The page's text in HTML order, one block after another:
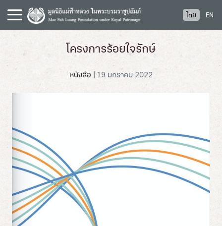
i
ไทย EN
โครงการร้อยใจรักษ์
หนังสือ 19 มกราคม 2022